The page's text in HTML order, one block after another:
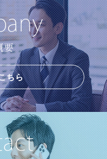
要
ちら